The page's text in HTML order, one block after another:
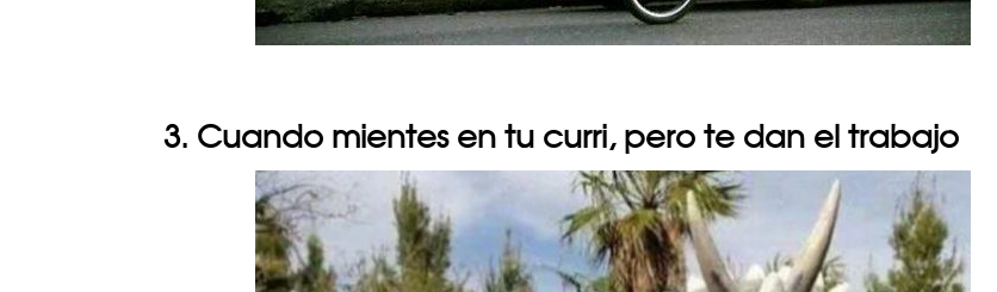
3. Cuando mientes en tu curri, pero te dan el trabajo